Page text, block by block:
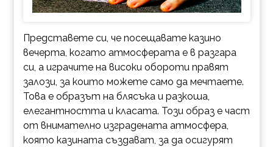
Представете си, че посещавате казино
вечерта, когато атмосферата е в разгара
си, а играчите на високи обороти правят
залози, за които можете само да мечтаете.
Това е образът на блясъка и разкоша,
елегантността и класата. Този образ е част
от внимателно изградената атмосфера,
която казината създават, за да осигурят